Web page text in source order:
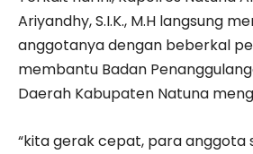
Ariyandhy, S.I.K., M.H langsung
anggotanya dengan beberkal
membantu Badan
Daerah Kabupaten Natuna
“kita gerak cepat, para anggota